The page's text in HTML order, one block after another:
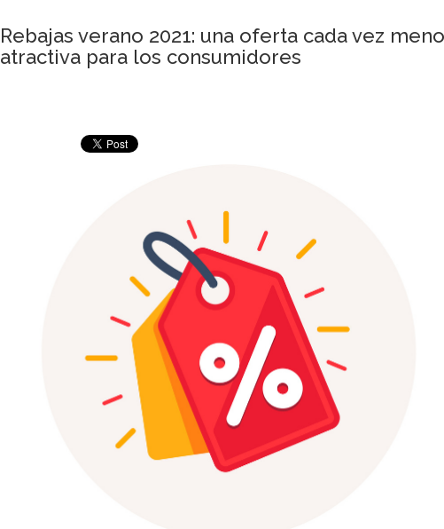
Rebajas verano 2021: una oferta cada vez
atractiva para los consumidores